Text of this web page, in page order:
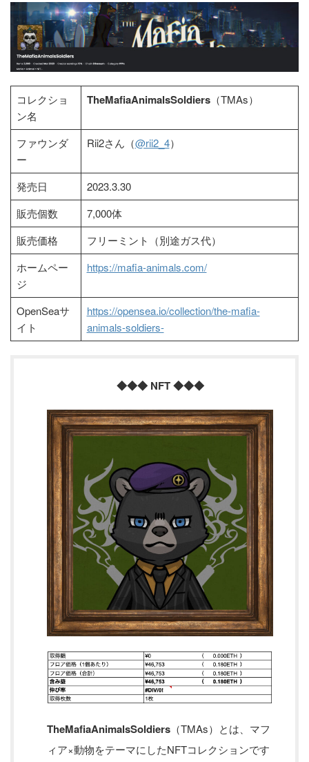
コレクショ
ン名
TheMafiaAnimalsSoldiers（TMAs）
ファウンダ
ー
Rii2さん（@rii2_4）
発売日
2023.3.30
販売個数
7,000体
販売価格
フリーミント（別途ガス代）
ホームペー
ジ
https://mafia-animals.com/
OpenSeaサ
イト
https://opensea.io/collection/the-mafia-
animals-soldiers-
◆◆◆ NFT ◆◆◆
TheMafiaAnimalsSoldiers （TMAs）とは、マフ
ィア×動物をテーマにしたNFTコレクションです